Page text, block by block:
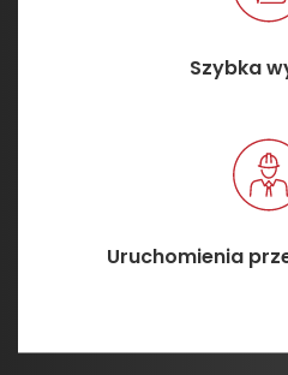
Szybka
Uruchomienia